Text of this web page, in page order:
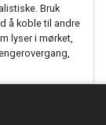
Bruk
å koble til andre
lyser i mørket,